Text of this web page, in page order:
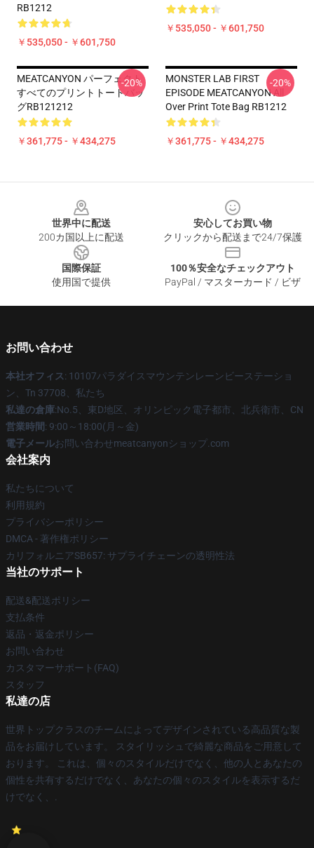
RB1212
￥535,050 - ￥601,750
￥535,050 - ￥601,750
MEATCANYON パーフェクト
すべてのプリントトートバッ
グRB121212
￥361,775 - ￥434,275
-20%
MONSTER LAB FIRST
EPISODE MEATCANYON All
Over Print Tote Bag RB1212
￥361,775 - ￥434,275
-20%
世界中に配送
200カ国以上に配送
安心してお買い物
クリックから配送まで24/7保護
国際保証
使用国で提供
100％安全なチェックアウト
PayPal / マスターカード / ビザ
お問い合わせ
本社オフィス: 10107パラダイスマウンテンレーンビーステーショ
ン、Tn 37708、私たち
私達の倉庫:No.5、東D地区、オリンピック電子都市、北兵衛市、CN
営業時間: 9:00～18:00(月～金)
電子メールお問い合わせmeatcanyonショップ.com
会社案内
私たちについて
利用規約
プライバシーポリシー
DMCA - 著作権ポリシー
カリフォルニアSB657: サプライチェーンの透明性法
当社のサポート
配送&配送ポリシー
支払条件
返品・返金ポリシー
お問い合わせ
カスタマーサポート(FAQ)
スタッフ
私達の店
世界トップクラスのチームによってデザインされている高品質な製
品をお届けしています。 スタイリッシュで綺麗な商品をご用意して
おります。 これは、個々のスタイルだけでなく、他の人とあなたの
個性を共有するだけでなく、あなたの個々のスタイルを表示するだ
けでなく、.